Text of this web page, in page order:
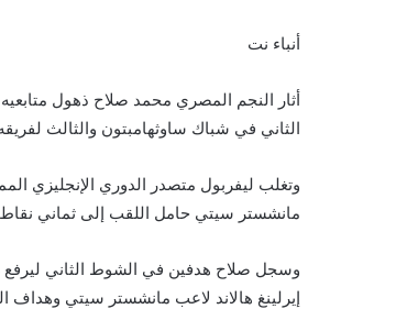
أنباء نت
أثار النجم المصري محمد صلاح ذهول
الثاني في شباك ساوثهامبتون والثالث
مانشستر سيتي حامل اللقب إلى ثماني
إيرلينغ هالاند لاعب مانشستر سيتي